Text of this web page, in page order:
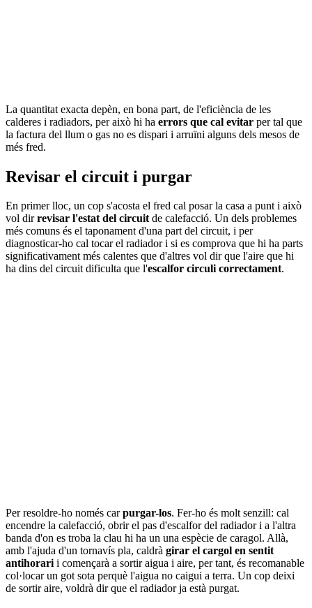
La quantitat exacta depèn, en bona part, de l'eficiència de les
calderes i radiadors, per això hi ha errors que cal evitar per tal que
la factura del llum o gas no es dispari i arruïni alguns dels mesos de
més fred.
Revisar el circuit i purgar
En primer lloc, un cop s'acosta el fred cal posar la casa a punt i això
vol dirrevisar l'estat del circuitde calefacció. Un dels problemes
més comuns és el taponament d'una part del circuit, i per
diagnosticar-ho cal tocar el radiador i si es comprova que hi ha parts
significativament més calentes que d'altres vol dir que l'aire que hi
ha dins del circuit dificulta que l'escalfor circuli correctament.
Per resoldre-ho només carpurgar-los. Fer-ho és molt senzill: cal
encendre la calefacció, obrir el pas d'escalfor del radiador i a l'altra
banda d'on es troba la clau hi ha un una espècie de caragol. Allà,
amb l'ajuda d'un tornavís pla, caldrà girar el cargol en sentit
antihorarii començarà a sortir aigua i aire, per tant, és recomanable
col·locar un got sota perquè l'aigua no caigui a terra. Un cop deixi
de sortir aire, voldrà dir que el radiador ja està purgat.